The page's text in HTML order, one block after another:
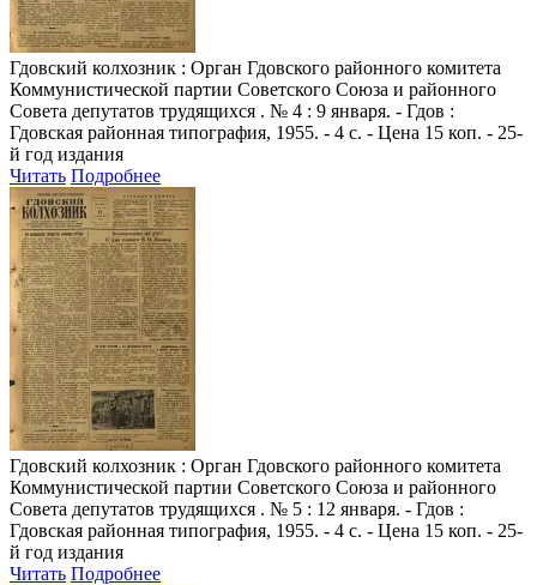
Гдовский колхозник : Орган Гдовского районного комитета
Коммунистической партии Советского Союза и районного
Совета депутатов трудящихся . № 4 : 9 января. - Гдов :
Гдовская районная типография, 1955. - 4 с. - Цена 15 коп. - 25-
й год издания
Читать Подробнее
Гдовский колхозник : Орган Гдовского районного комитета
Коммунистической партии Советского Союза и районного
Совета депутатов трудящихся . № 5 : 12 января. - Гдов :
Гдовская районная типография, 1955. - 4 с. - Цена 15 коп. - 25-
й год издания
Читать Подробнее